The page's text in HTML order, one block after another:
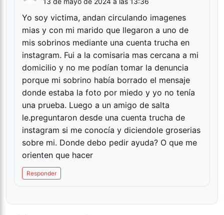
Yo soy victima, andan circulando imagenes
mias y con mi marido que llegaron a uno de
mis sobrinos mediante una cuenta trucha en
instagram. Fui a la comisaria mas cercana a mi
domicilio y no me podían tomar la denuncia
porque mi sobrino había borrado el mensaje
donde estaba la foto por miedo y yo no tenía
una prueba. Luego a un amigo de salta
le.preguntaron desde una cuenta trucha de
instagram si me conocía y diciendole groserias
sobre mi. Donde debo pedir ayuda? O que me
orienten que hacer
Responder